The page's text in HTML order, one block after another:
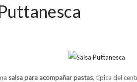
salsa para acompañar pastas, típica del